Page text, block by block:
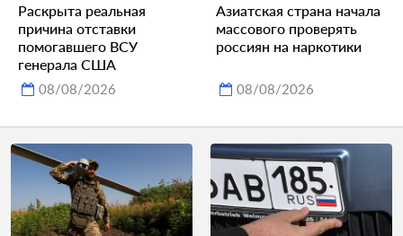
Раскрыта реальная
причина отставки
помогавшего ВСУ
генерала США
08/08/2026
Азиатская страна начала
массового проверять
россиян на наркотики
08/08/2026